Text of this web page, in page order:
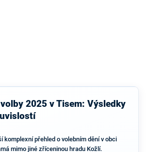
2025 v Tisem: Výsledky
komplexní přehled o volebním dění v obci
mimo jiné zříceninou hradu Kožlí.